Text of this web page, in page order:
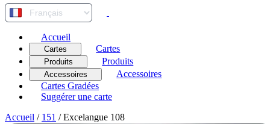
Accueil
Cartes Cartes
Produits Produits
Accessoires
Accessoires
Cartes Gradées
Suggérer une carte
Accueil / 151 / Excelangue 108